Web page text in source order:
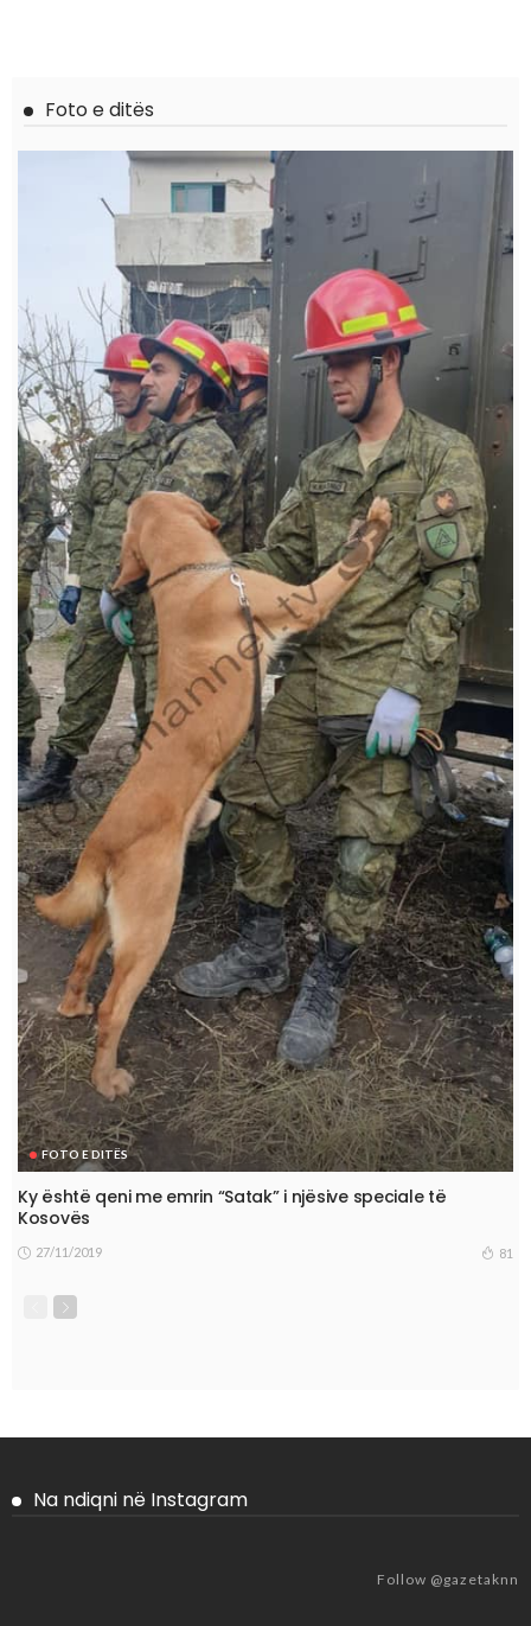
Foto e ditës
FOTO E DITËS
Ky është qeni me emrin “Satak” i njësive speciale të
Kosovës
27/11/2019 81
Na ndiqni në Instagram
Follow @gazetaknn